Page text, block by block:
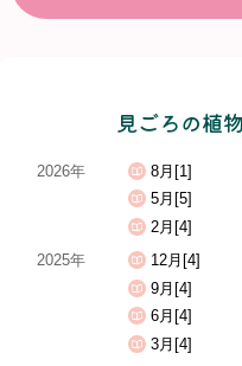
見ごろの植
2026年 8月[1]
5月[5]
2月[4]
2025年
12月[4]
9月[4]
6月[4]
3月[4]